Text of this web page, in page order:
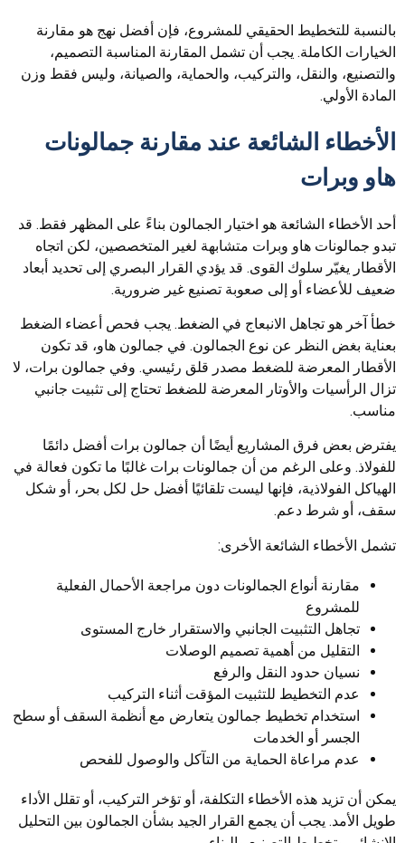
بالنسبة للتخطيط الحقيقي للمشروع، فإن أفضل نهج هو مقارنة
الخيارات الكاملة. يجب أن تشمل المقارنة المناسبة التصميم،
والتصنيع، والنقل، والتركيب، والحماية، والصيانة، وليس فقط وزن
المادة الأولي.
الأخطاء الشائعة عند مقارنة جمالونات
هاو وبرات
أحد الأخطاء الشائعة هو اختيار الجمالون بناءً على المظهر فقط. قد
تبدو جمالونات هاو وبرات متشابهة لغير المتخصصين، لكن اتجاه
الأقطار يغيّر سلوك القوى. قد يؤدي القرار البصري إلى تحديد أبعاد
ضعيف للأعضاء أو إلى صعوبة تصنيع غير ضرورية.
خطأ آخر هو تجاهل الانبعاج في الضغط. يجب فحص أعضاء الضغط
بعناية بغض النظر عن نوع الجمالون. في جمالون هاو، قد تكون
الأقطار المعرضة للضغط مصدر قلق رئيسي. وفي جمالون برات، لا
تزال الرأسيات والأوتار المعرضة للضغط تحتاج إلى تثبيت جانبي
مناسب.
يفترض بعض فرق المشاريع أيضًا أن جمالون برات أفضل دائمًا
للفولاذ. وعلى الرغم من أن جمالونات برات غالبًا ما تكون فعالة في
الهياكل الفولاذية، فإنها ليست تلقائيًا أفضل حل لكل بحر، أو شكل
سقف، أو شرط دعم.
تشمل الأخطاء الشائعة الأخرى:
مقارنة أنواع الجمالونات دون مراجعة الأحمال الفعلية
للمشروع
تجاهل التثبيت الجانبي والاستقرار خارج المستوى
التقليل من أهمية تصميم الوصلات
نسيان حدود النقل والرفع
عدم التخطيط للتثبيت المؤقت أثناء التركيب
استخدام تخطيط جمالون يتعارض مع أنظمة السقف أو سطح
الجسر أو الخدمات
عدم مراعاة الحماية من التآكل والوصول للفحص
يمكن أن تزيد هذه الأخطاء التكلفة، أو تؤخر التركيب، أو تقلل الأداء
طويل الأمد. يجب أن يجمع القرار الجيد بشأن الجمالون بين التحليل